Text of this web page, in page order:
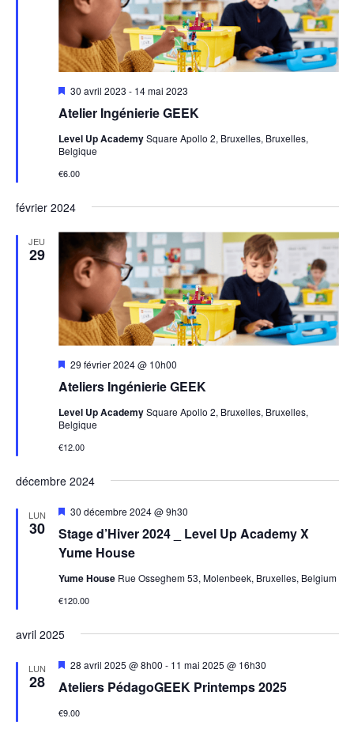
Atelier Ingénierie GEEK
Mis
avant
30 avril 2023 - 14 mai 2023
Level Up AcademySquare Apollo 2, Bruxelles, Bruxelles,
Belgique
€6.00
février 2024
JEU
29
Ateliers Ingénierie GEEK
Mis
avant
29 février 2024 @ 10h00
Level Up AcademySquare Apollo 2, Bruxelles, Bruxelles,
Belgique
€12.00
décembre 2024
LUN
30
Stage d’Hiver 2024 _ Level Up Academy X
Yume House
Mis
avant
30 décembre 2024 @ 9h30
Yume House Rue Osseghem 53, Molenbeek, Bruxelles, Belgium
€120.00
avril 2025
LUN
28 Ateliers PédagoGEEK Printemps 2025
Mis
avant
28 avril 2025 @ 8h00 - 11 mai 2025 @ 16h30
€9.00